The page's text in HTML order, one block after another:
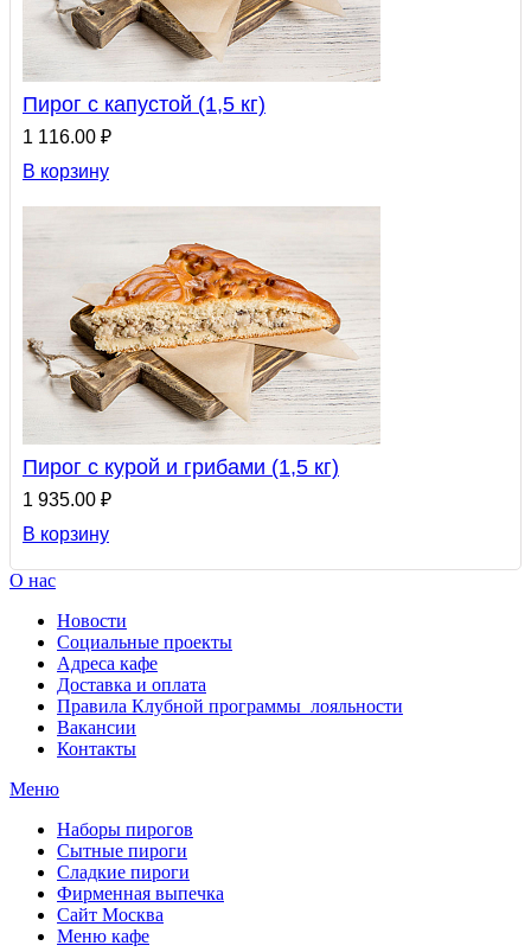
Пирог с капустой (1,5 кг)
1 116.00 ₽
В корзину
Пирог с курой и грибами (1,5 кг)
1 935.00 ₽
В корзину
О нас
Новости
Социальные проекты
Адреса кафе
Доставка и оплата
Правила Клубной программы лояльности
Вакансии
Контакты
Меню
Наборы пирогов
Сытные пироги
Сладкие пироги
Фирменная выпечка
Сайт Москва
Меню кафе